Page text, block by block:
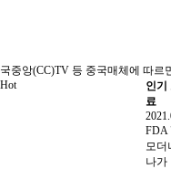
국중앙(CC)TV 등 중국매체에 따르
Hot
인기
료
FDA
모더
나가